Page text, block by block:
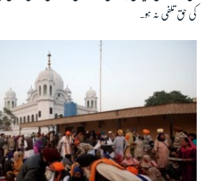
کی حق تلفی نہ ہو۔